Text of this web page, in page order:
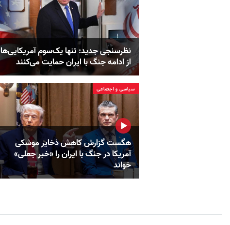
نظرسنجی جدید: تنها یک‌سوم آمریکایی‌ها
از ادامه جنگ با ایران حمایت می‌کنند
سیاسی و اجتماعی
هگست گزارش کاهش ذخایر موشکی
آمریکا در جنگ با ایران را «خبر جعلی»
خواند